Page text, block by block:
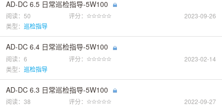
AD-DC 6.5 日常巡检指导-5W100
阅读：50 评分：
2023-09-26
类型： 巡检指导
AD-DC 6.4 日常巡检指导-5W100
阅读：6 评分：
2023-02-14
类型： 巡检指导
AD-DC 6.3 日常巡检指导-5W100
阅读：38 评分：
2022-09-27